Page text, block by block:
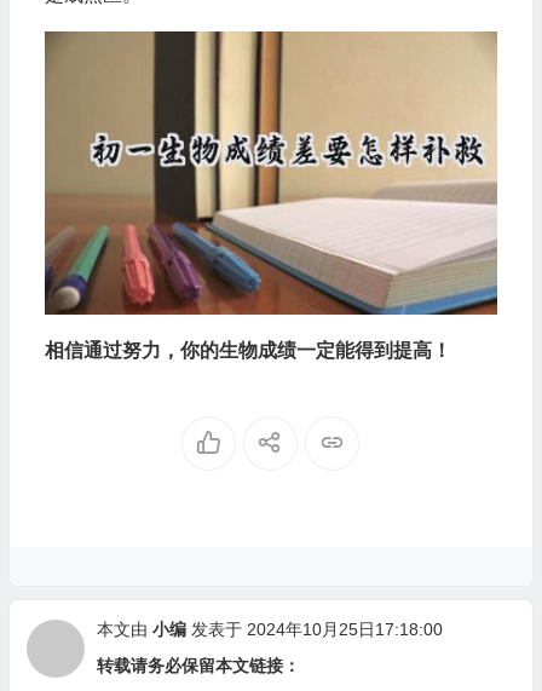
相信通过努力，你的生物成绩一定能得到提高！
本文由 小编发表于 2024年10月25日17:18:00
转载请务必保留本文链接：